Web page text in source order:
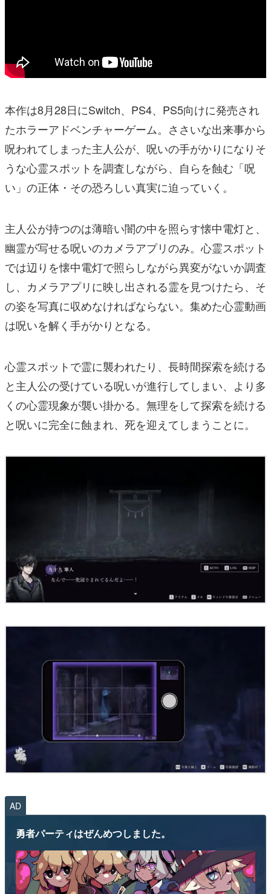
本作は8月28日にSwitch、PS4、PS5向けに発売され
たホラーアドベンチャーゲーム。ささいな出来事から
呪われてしまった主人公が、呪いの手がかりになりそ
うな心霊スポットを調査しながら、自らを蝕む「呪
い」の正体・その恐ろしい真実に迫っていく。
主人公が持つのは薄暗い闇の中を照らす懐中電灯と、
幽霊が写せる呪いのカメラアプリのみ。心霊スポット
では辺りを懐中電灯で照らしながら異変がないか調査
し、カメラアプリに映し出される霊を見つけたら、そ
の姿を写真に収めなければならない。集めた心霊動画
は呪いを解く手がかりとなる。
心霊スポットで霊に襲われたり、長時間探索を続ける
と主人公の受けている呪いが進行してしまい、より多
くの心霊現象が襲い掛かる。無理をして探索を続ける
と呪いに完全に蝕まれ、死を迎えてしまうことに。
AD
勇者パーティはぜんめつしました。